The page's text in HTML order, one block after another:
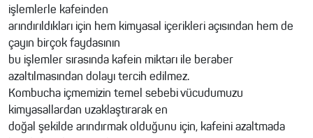
işlemlerle kafeinden
arındırıldıkları için hem kimyasal içerikleri açısından hem de
çayın birçok faydasının
bu işlemler sırasında kafein miktarı ile beraber
azaltılmasından dolayı tercih edilmez.
Kombucha içmemizin temel sebebi vücudumuzu
kimyasallardan uzaklaştırarak en
doğal şekilde arındırmak olduğunu için, kafeini azaltmada